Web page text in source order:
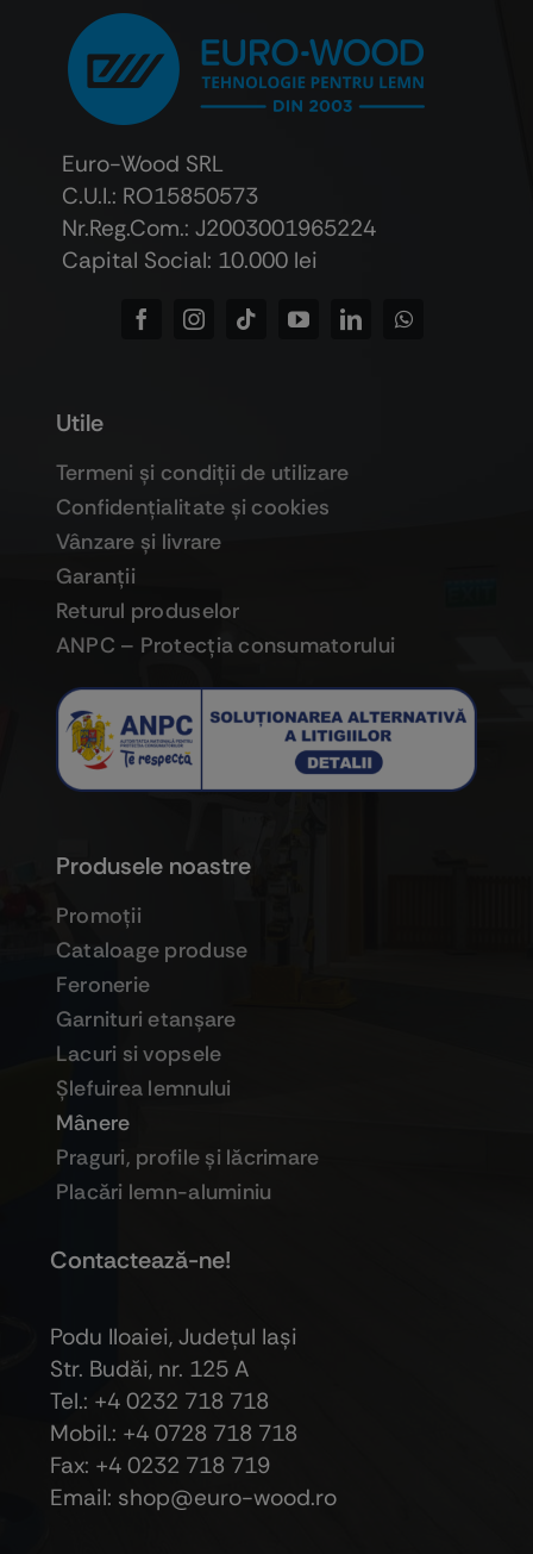
Euro-Wood SRL
C.U.I.: RO15850573
Nr.Reg.Com.: J2003001965224
Capital Social: 10.000 lei
Produsele noastre
Promoţii
Cataloage produse
Feronerie
Garnituri etanşare
Lacuri si vopsele
Şlefuirea lemnului
Mânere
Praguri, profile şi lăcrimare
Placări lemn-aluminiu
Utile
Termeni şi condiţii de utilizare
Confidenţialitate şi cookies
Vânzare şi livrare
Garanţii
Returul produselor
ANPC – Protecţia consumatorului
Contactează-ne!
Podu Iloaiei, Judeţul Iaşi
Str. Budăi, nr. 125 A
Tel.: +4 0232 718 718
Mobil.: +4 0728 718 718
Fax: +4 0232 718 719
Email: shop@euro-wood.ro